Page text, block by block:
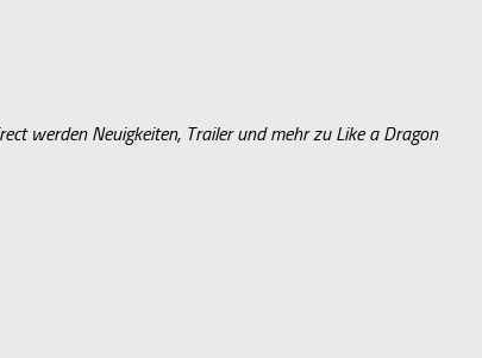
werden Neuigkeiten, Trailer und mehr zu Like a Dragon